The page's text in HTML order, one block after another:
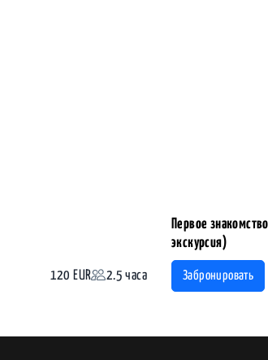
120 EUR 2.5 часа
Первое
экскурсия)
Забронировать